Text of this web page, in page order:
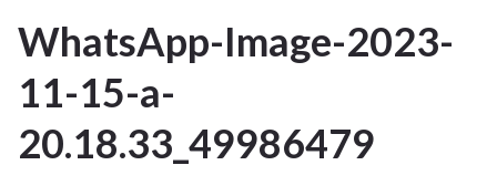
15
NOV
WhatsApp-Image-2023-
11-15-a-
20.18.33_49986479